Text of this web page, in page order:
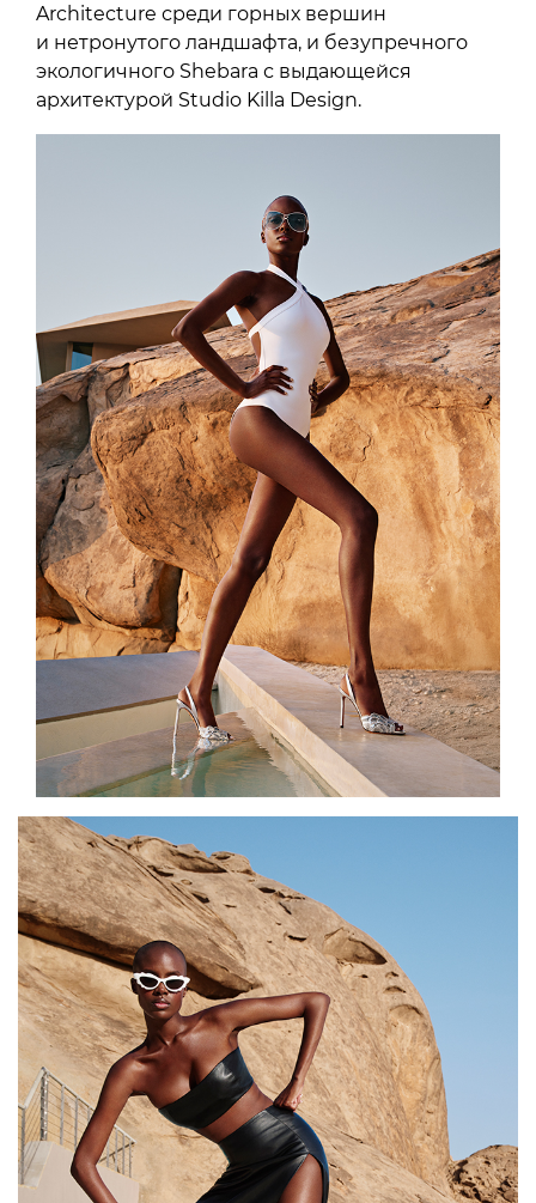
Architecture среди горных вершин
и нетронутого ландшафта, и безупречного
экологичного Shebara с выдающейся
архитектурой Studio Killa Design.